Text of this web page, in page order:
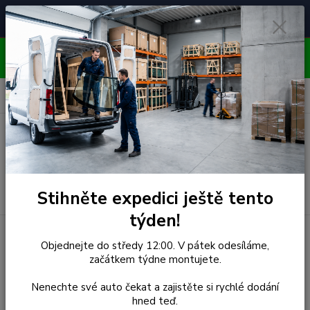
🚘
Čelní skla pro
unikátní vozy
📞
Poradenství
ZDARMA
⭐ 4.7/5 (50 recenzí)
OBJEDNÁVEJTE DO STŘEDY 12:00 - KAŽDÝ PÁTEK
EXPEDUJEME!!
Menu
Hledat
0 ks
za 0,00 Kč
Čelní Sklo - MITSUBISHI
Stihněte expedici ještě tento
týden!
Objednejte do středy 12:00. V pátek odesíláme,
začátkem týdne montujete.
Nenechte své auto čekat a zajistěte si rychlé dodání
hned teď.